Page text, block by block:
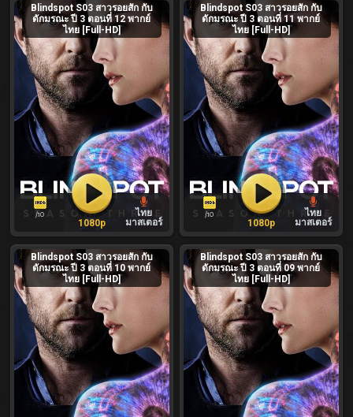
Blindspot S03 สาวรอยสัก กับ
ดักมรณะ ปี 3 ตอนที่ 12 พากย์
ไทย [Full-HD]
/10
ไทย
มาสเตอร์
1080p
Blindspot S03 สาวรอยสัก กับ
ดักมรณะ ปี 3 ตอนที่ 11 พากย์
ไทย [Full-HD]
/10
ไทย
มาสเตอร์
1080p
Blindspot S03 สาวรอยสัก กับ
ดักมรณะ ปี 3 ตอนที่ 10 พากย์
ไทย [Full-HD]
Blindspot S03 สาวรอยสัก กับ
ดักมรณะ ปี 3 ตอนที่ 09 พากย์
ไทย [Full-HD]